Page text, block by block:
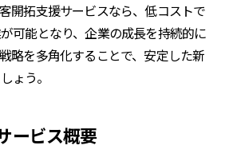
開拓支援サービスなら、低コストで
可能となり、企業の成長を持続的に
略を多角化することで、安定した新
ょう。
ービス概要